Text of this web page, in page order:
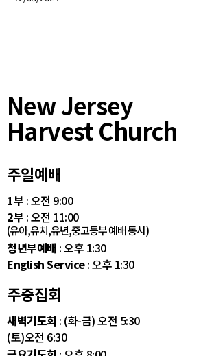
New Jersey
Harvest Church
주일예배
1부 : 오전 9:00
2부 : 오전 11:00
(유아,유치,유년,중고등부 예배 동시)
청년부예배 : 오후 1:30
English Service: 오후 1:30
주중집회
새벽기도회 : (화-금) 오전 5:30
(토)오전 6:30